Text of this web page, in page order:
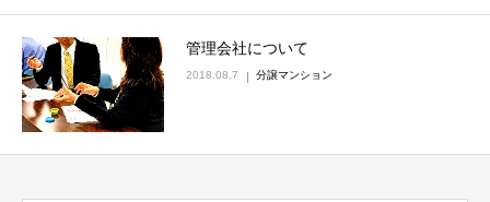
管理会社について
2018.08.7 分譲マンション